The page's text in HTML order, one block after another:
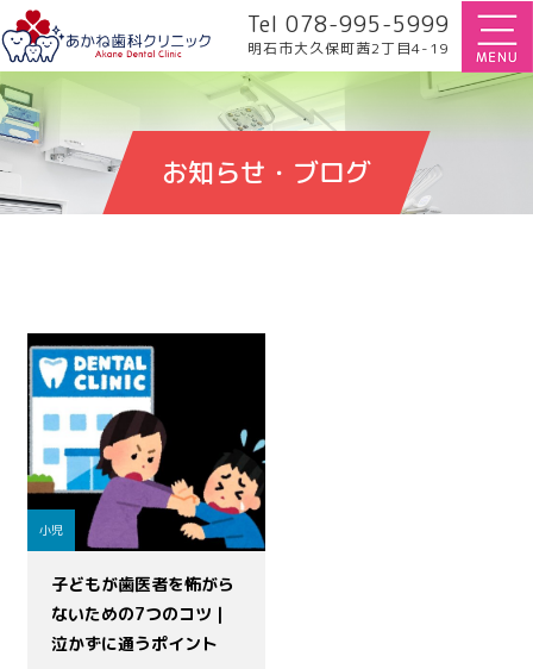
Tel 078-995-5999
明石市大久保町茜2丁目4-19
お知らせ・ブログ
小児
子どもが歯医者を怖がら
ないための7つのコツ｜
泣かずに通うポイント